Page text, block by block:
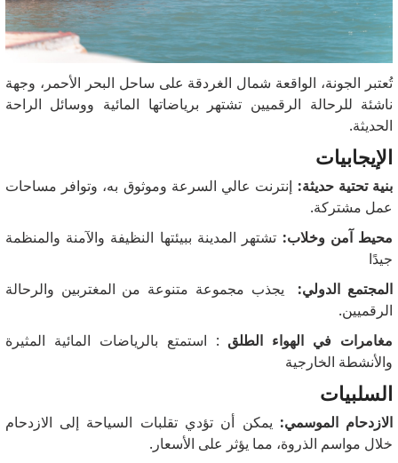
تُعتبر الجونة، الواقعة شمال الغردقة على ساحل البحر الأحمر، وجهة
ناشئة للرحالة الرقميين تشتهر برياضاتها المائية ووسائل الراحة
الحديثة.
الإيجابيات
بنية تحتية حديثة: إنترنت عالي السرعة وموثوق به، وتوافر مساحات
عمل مشتركة.
محيط آمن وخلاب: تشتهر المدينة ببيئتها النظيفة والآمنة والمنظمة
جيدًا
المجتمع الدولي: يجذب مجموعة متنوعة من المغتربين والرحالة
الرقميين.
مغامرات في الهواء الطلق : استمتع بالرياضات المائية المثيرة
والأنشطة الخارجية
السلبيات
الازدحام الموسمي: يمكن أن تؤدي تقلبات السياحة إلى الازدحام
خلال مواسم الذروة، مما يؤثر على الأسعار.